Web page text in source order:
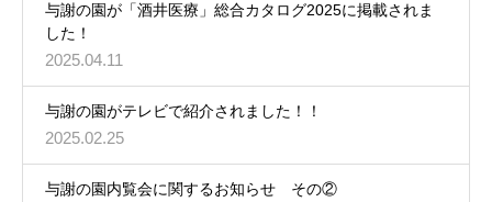
与謝の園が「酒井医療」総合カタログ2025に掲載されま
した！
2025.04.11
与謝の園がテレビで紹介されました！！
2025.02.25
与謝の園内覧会に関するお知らせ その②